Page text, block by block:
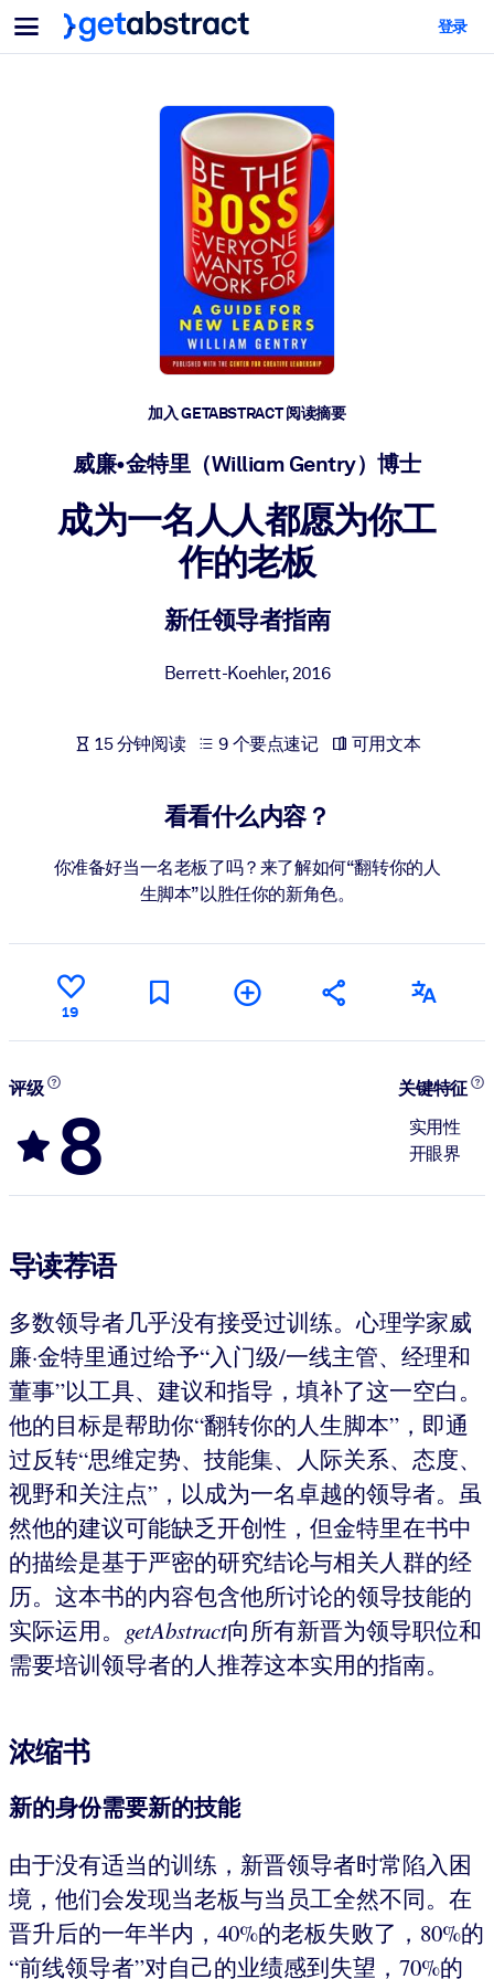
菜单
面向团队与管理者
为您的员工配备关键的人工智能技能。
帮助您的管理者为未来的工作时代做好准备。
让团队更轻松地共同学习、解决实际问题并更快采取行动。
培养您的员工应对未来挑战所需的技能。
按系统
面向 LMS/LXP
将简短且经过验证的知识引入您的 LMS/LXP，以获得更强的学习效
用值得信赖且即插即用的商业知识丰富您的企业图书馆。
面向人工智能系统
登录
加入 GETABSTRACT 阅读摘要
威廉•金特里（William Gentry）博士
成为一名人人都愿为你工
作的老板
新任领导者指南
Berrett-Koehler,2016
15 分钟阅读 9 个要点速记 可用文本
看看什么内容？
你准备好当一名老板了吗？来了解如何“翻转你的人
生脚本”以胜任你的新角色。
19
评级
8
关键特征
实用性
开眼界
导读荐语
多数领导者几乎没有接受过训练。心理学家威
廉·金特里通过给予“入门级/一线主管、经理和
董事”以工具、建议和指导，填补了这一空白。
他的目标是帮助你“翻转你的人生脚本”，即通
过反转“思维定势、技能集、人际关系、态度、
视野和关注点”，以成为一名卓越的领导者。虽
然他的建议可能缺乏开创性，但金特里在书中
的描绘是基于严密的研究结论与相关人群的经
历。这本书的内容包含他所讨论的领导技能的
实际运用。 getAbstract向所有新晋为领导职位和
需要培训领导者的人推荐这本实用的指南。
浓缩书
新的身份需要新的技能
由于没有适当的训练，新晋领导者时常陷入困
境，他们会发现当老板与当员工全然不同。在
晋升后的一年半内，40%的老板失败了，80%的
“前线领导者”对自己的业绩感到失望，70%的